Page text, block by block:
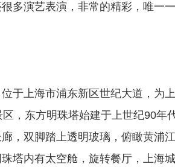
多演艺表演，非常的精彩，唯一
于上海市浦东新区世纪大道，为
，东方明珠塔始建于上世纪90年
，双脚踏上透明玻璃，俯瞰黄浦
塔内有太空舱，旋转餐厅，上海